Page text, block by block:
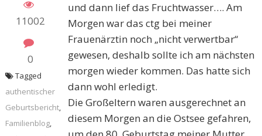
11002
0
und dann lief das Fruchtwasser…. Am
Morgen war das ctg bei meiner
Frauenärztin noch „nicht verwertbar“
gewesen, deshalb sollte ich am nächsten
morgen wieder kommen. Das hatte sich
dann wohl erledigt.
Die Großeltern waren ausgerechnet an
diesem Morgen an die Ostsee gefahren,
Tagged
authentischer
Geburtsbericht,
Familienblog,